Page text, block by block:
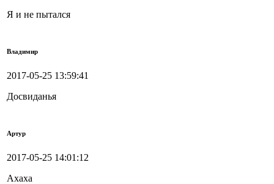
Я и не пытался
Владимир
2017-05-25 13:59:41
Досвиданья
Артур
2017-05-25 14:01:12
Ахаха